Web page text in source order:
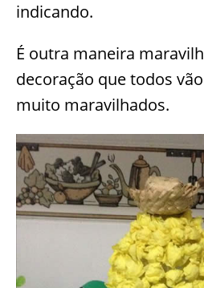
indicando.
É outra maneira
decoração que todos
muito maravilhados.